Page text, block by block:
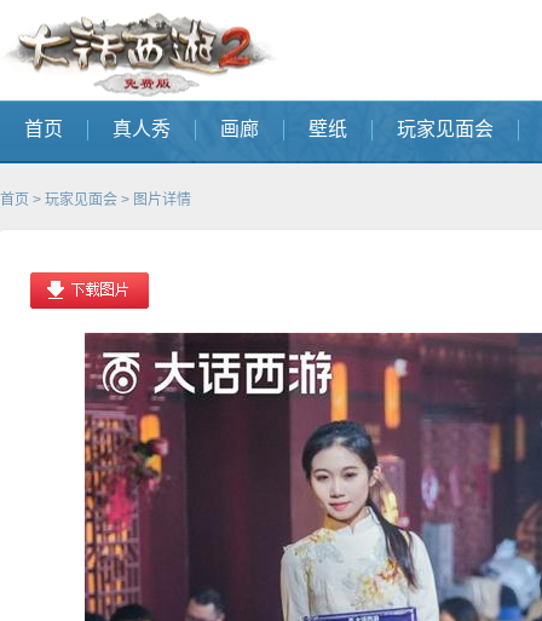
首页 真人秀 画廊 壁纸 玩家见面会
首页 > 玩家见面会 > 图片详情